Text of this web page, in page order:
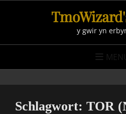
y gwir yn
Schlagwort: TOR